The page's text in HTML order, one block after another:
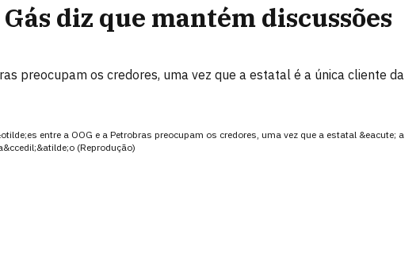
diz que mantém discussões
preocupam os credores, uma vez que a estatal é a única cliente da
entre a OOG e a Petrobras preocupam os credores, uma vez que a estatal &eacute; a
(Reprodução)